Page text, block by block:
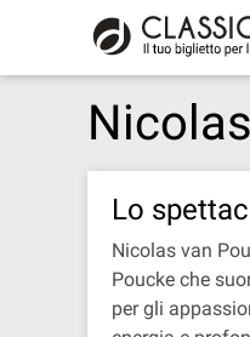
Lo
Nicolas van
Poucke che
per gli